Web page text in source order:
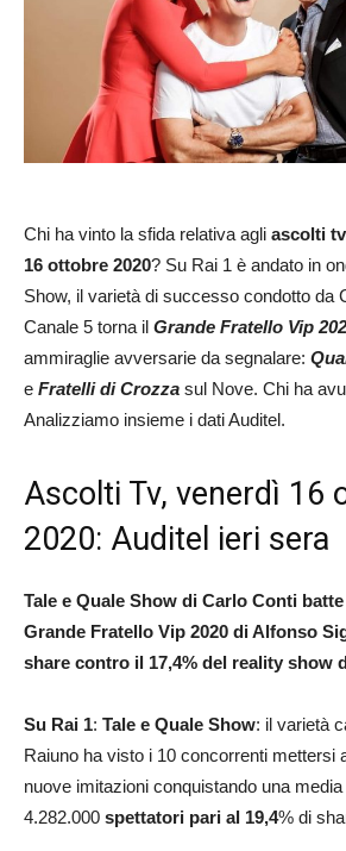
Chi ha vinto la sfida relativa agli ascolti tv
16 ottobre 2020? Su Rai 1 è andato in
Show, il varietà di successo condotto da
Canale 5 torna il Grande Fratello Vip
ammiraglie avversarie da segnalare:
e Fratelli di Crozza sul Nove. Chi ha
Analizziamo insieme i dati Auditel.
Ascolti Tv, venerdì 16
2020: Auditel ieri sera
Tale e Quale Show di Carlo Conti
Grande Fratello Vip 2020 di Alfonso
share contro il 17,4% del reality show
Su Rai 1: Tale e Quale Show: il varietà
Raiuno ha visto i 10 concorrenti mettersi
nuove imitazioni conquistando una media
4.282.000 spettatori pari al 19,4% di